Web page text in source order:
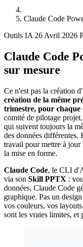
Claude Code
Outils IA 26 Avril 2026
Claude Code
sur mesure
Ce n'est pas la création
création de la même
trimestre, pour chaque
comité de pilotage
qui suivent toujours la
des données différentes.
travail pour mettre à jour
la mise en forme.
Claude Code, le CLI
via son Skill PPTX :
données, Claude Code
graphique. Pas un
vos couleurs, vos
sont les vraies limites, et